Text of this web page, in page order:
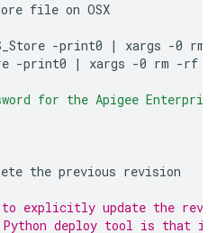
file on OSX
-print0 | xargs -0 rm
-print0 | xargs -0 rm -rf
for the Apigee
the previous revision
to explicitly update the
deploy tool is that it